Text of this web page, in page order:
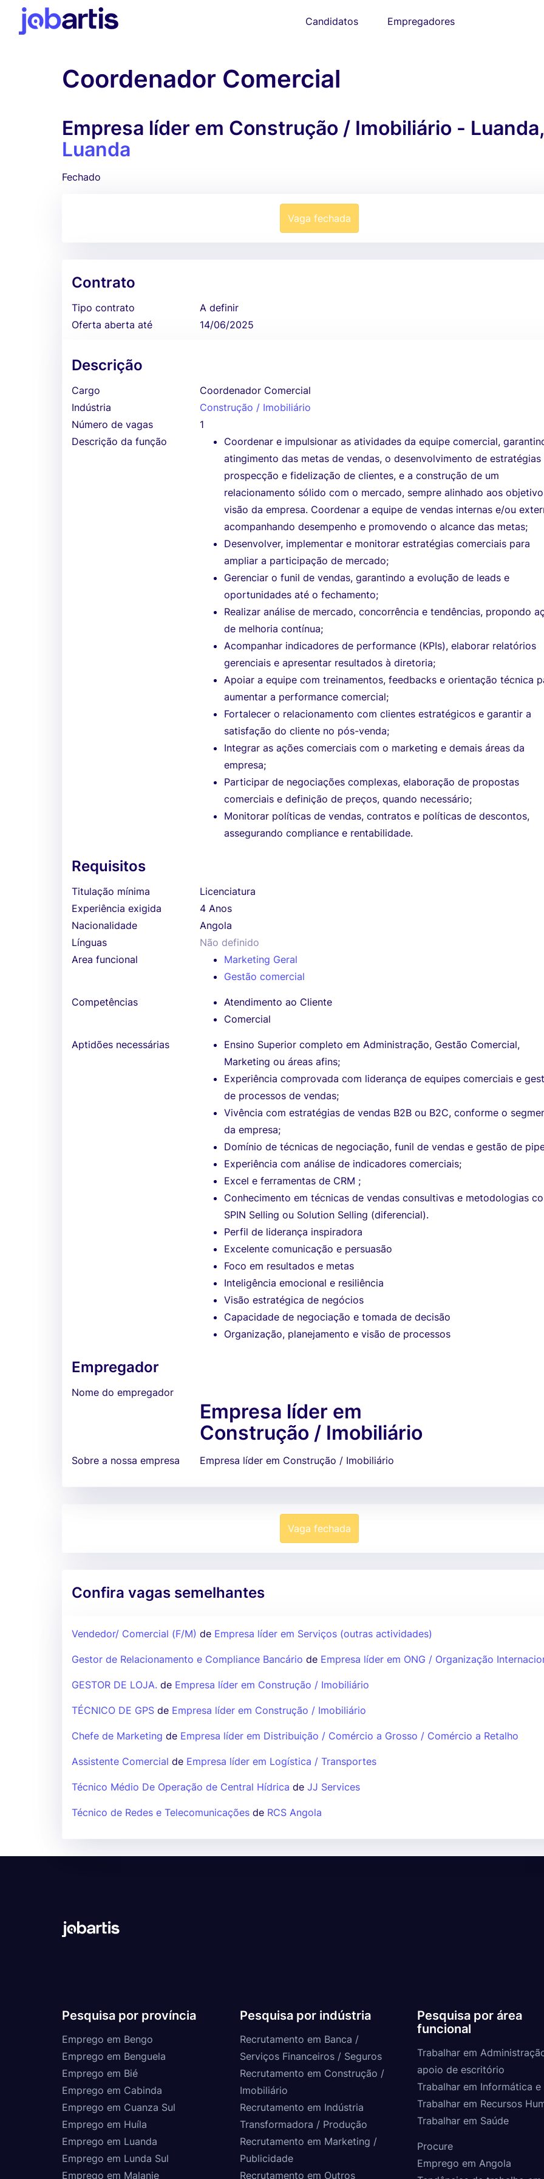
Candidatos Empregadores
Coordenador Comercial
Empresa líder em Construção / Imobiliário - Luanda,
Luanda
Fechado
Vaga fechada
Contrato
Tipo contrato
A definir
Oferta aberta até
14/06/2025
Descrição
Cargo
Coordenador Comercial
Indústria
Construção / Imobiliário
Número de vagas
1
Descrição da função
Coordenar e impulsionar as atividades da equipe comercial,
atingimento das metas de vendas, o desenvolvimento de estratégias
prospecção e fidelização de clientes, e a construção de um
relacionamento sólido com o mercado, sempre alinhado aos
visão da empresa. Coordenar a equipe de vendas internas e/ou
acompanhando desempenho e promovendo o alcance das metas;
Desenvolver, implementar e monitorar estratégias comerciais para
ampliar a participação de mercado;
Gerenciar o funil de vendas, garantindo a evolução de leads e
oportunidades até o fechamento;
Realizar análise de mercado, concorrência e tendências, propondo
de melhoria contínua;
Acompanhar indicadores de performance (KPIs), elaborar relatórios
gerenciais e apresentar resultados à diretoria;
Apoiar a equipe com treinamentos, feedbacks e orientação técnica
aumentar a performance comercial;
Fortalecer o relacionamento com clientes estratégicos e garantir a
satisfação do cliente no pós-venda;
Integrar as ações comerciais com o marketing e demais áreas da
empresa;
Participar de negociações complexas, elaboração de propostas
comerciais e definição de preços, quando necessário;
Monitorar políticas de vendas, contratos e políticas de descontos,
assegurando compliance e rentabilidade.
Requisitos
Titulação mínima
Licenciatura
Experiência exigida
4 Anos
Nacionalidade
Angola
Línguas
Não definido
Area funcional
Marketing Geral
Gestão comercial
Competências
Atendimento ao Cliente
Comercial
Aptidões necessárias
Ensino Superior completo em Administração, Gestão Comercial,
Marketing ou áreas afins;
Experiência comprovada com liderança de equipes comerciais e
de processos de vendas;
Vivência com estratégias de vendas B2B ou B2C, conforme o
da empresa;
Domínio de técnicas de negociação, funil de vendas e gestão de
Experiência com análise de indicadores comerciais;
Excel e ferramentas de CRM ;
Conhecimento em técnicas de vendas consultivas e metodologias
SPIN Selling ou Solution Selling (diferencial).
Perfil de liderança inspiradora
Excelente comunicação e persuasão
Foco em resultados e metas
Inteligência emocional e resiliência
Visão estratégica de negócios
Capacidade de negociação e tomada de decisão
Organização, planejamento e visão de processos
Empregador
Nome do empregador
Empresa líder em
Construção / Imobiliário
Sobre a nossa empresa Empresa líder em Construção / Imobiliário
Vaga fechada
Confira vagas semelhantes
Vendedor/ Comercial (F/M) de Empresa líder em Serviços (outras actividades)
Gestor de Relacionamento e Compliance Bancário de Empresa líder em ONG / Organização
GESTOR DE LOJA. de Empresa líder em Construção / Imobiliário
TÉCNICO DE GPS de Empresa líder em Construção / Imobiliário
Chefe de Marketing de Empresa líder em Distribuição / Comércio a Grosso / Comércio a Retalho
Assistente Comercial de Empresa líder em Logística / Transportes
Técnico Médio De Operação de Central Hídrica de JJ Services
Técnico de Redes e Telecomunicações de RCS Angola
Pesquisa por província
Emprego em Bengo
Emprego em Benguela
Emprego em Bié
Emprego em Cabinda
Emprego em Cuanza Sul
Emprego em Huíla
Emprego em Luanda
Emprego em Lunda Sul
Emprego em Malanje
Pesquisa por indústria
Recrutamento em Banca /
Serviços Financeiros / Seguros
Recrutamento em Construção /
Imobiliário
Recrutamento em Indústria
Transformadora / Produção
Recrutamento em Marketing /
Publicidade
Recrutamento em Outros
Pesquisa por área
funcional
Trabalhar em
apoio de escritório
Trabalhar em Informática e
Trabalhar em Recursos
Trabalhar em Saúde
Procure
Emprego em Angola